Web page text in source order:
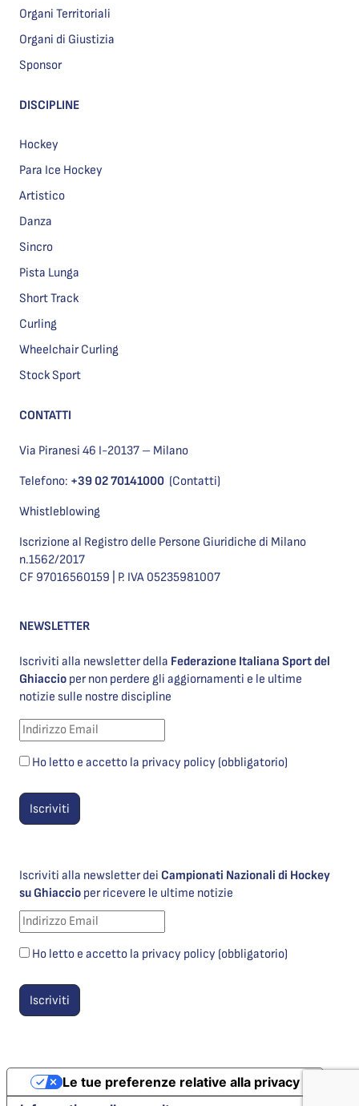
Organi Territoriali
Organi di Giustizia
Sponsor
DISCIPLINE
Hockey
Para Ice Hockey
Artistico
Danza
Sincro
Pista Lunga
Short Track
Curling
Wheelchair Curling
Stock Sport
CONTATTI
Via Piranesi 46 I-20137 – Milano
Telefono: +39 02 70141000 (Contatti)
Whistleblowing
Iscrizione al Registro delle Persone Giuridiche di Milano
n.1562/2017
CF 97016560159 | P. IVA 05235981007
NEWSLETTER
Iscriviti alla newsletter della Federazione Italiana Sport del
Ghiaccio per non perdere gli aggiornamenti e le ultime
notizie sulle nostre discipline
Ho letto e accetto la privacy policy (obbligatorio)
Iscriviti alla newsletter dei Campionati Nazionali di Hockey
su Ghiaccio per ricevere le ultime notizie
Ho letto e accetto la privacy policy (obbligatorio)
Le tue preferenze relative alla privacy